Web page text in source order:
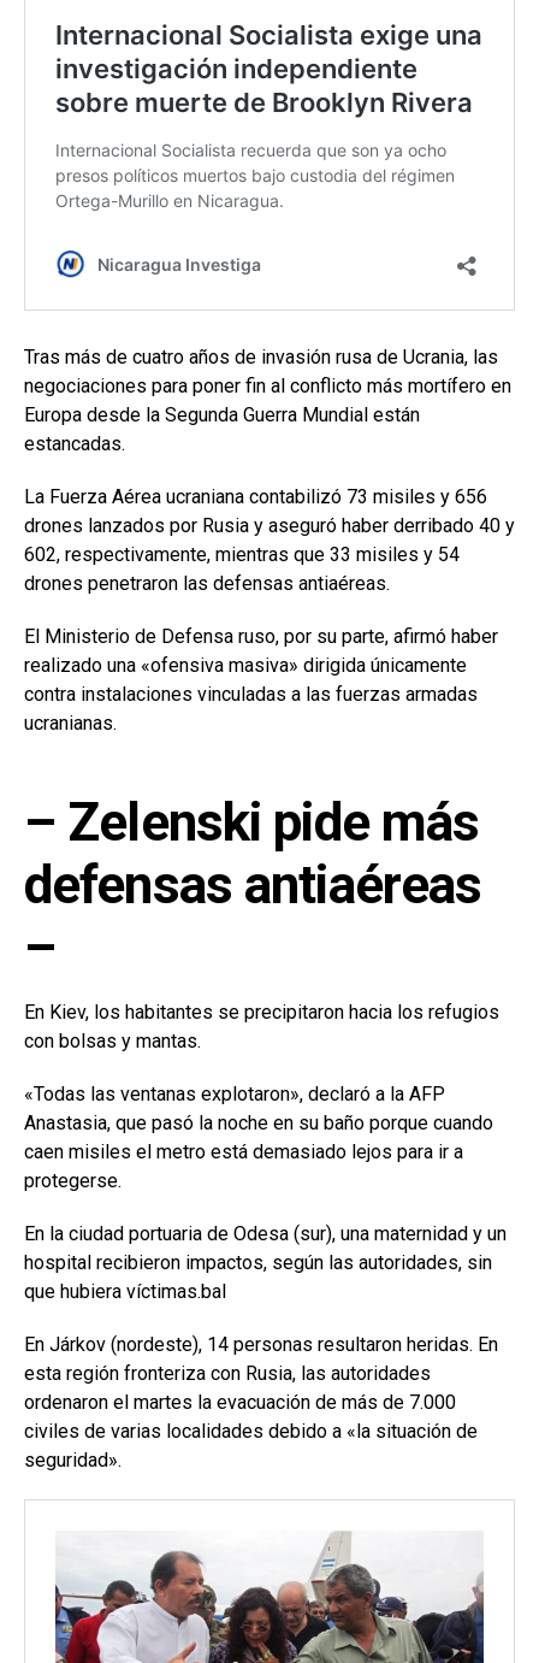
Tras más de cuatro años de invasión rusa de Ucrania, las
negociaciones para poner fin al conflicto más mortífero en
Europa desde la Segunda Guerra Mundial están
estancadas.
La Fuerza Aérea ucraniana contabilizó 73 misiles y 656
drones lanzados por Rusia y aseguró haber derribado 40 y
602, respectivamente, mientras que 33 misiles y 54
drones penetraron las defensas antiaéreas.
El Ministerio de Defensa ruso, por su parte, afirmó haber
realizado una «ofensiva masiva» dirigida únicamente
contra instalaciones vinculadas a las fuerzas armadas
ucranianas.
– Zelenski pide más
defensas antiaéreas
–
En Kiev, los habitantes se precipitaron hacia los refugios
con bolsas y mantas.
«Todas las ventanas explotaron», declaró a la AFP
Anastasia, que pasó la noche en su baño porque cuando
caen misiles el metro está demasiado lejos para ir a
protegerse.
En la ciudad portuaria de Odesa (sur), una maternidad y un
hospital recibieron impactos, según las autoridades, sin
que hubiera víctimas.bal
En Járkov (nordeste), 14 personas resultaron heridas. En
esta región fronteriza con Rusia, las autoridades
ordenaron el martes la evacuación de más de 7.000
civiles de varias localidades debido a «la situación de
seguridad».